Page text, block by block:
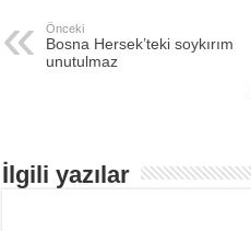
Önceki
Bosna Hersek’teki soykırım
unutulmaz
İlgili yazılar